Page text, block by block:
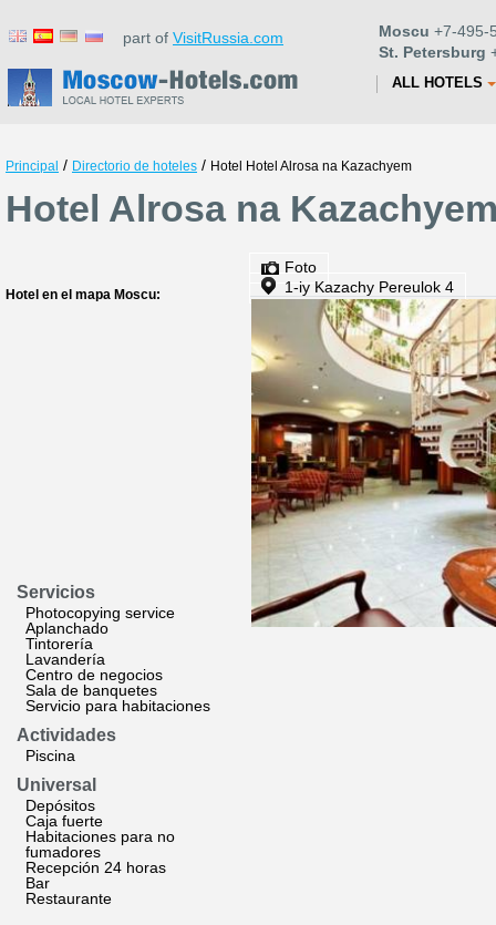
part of VisitRussia.com Moscu +7-495-
St. Petersburg
ALL HOTELS
Principal / Directorio de hoteles / Hotel Hotel Alrosa na Kazachyem
Hotel Alrosa na
Hotel en el mapa Moscu:
Servicios
Photocopying service
Aplanchado
Tintorería
Lavandería
Centro de negocios
Sala de banquetes
Servicio para habitaciones
Actividades
Piscina
Universal
Depósitos
Caja fuerte
Habitaciones para no
fumadores
Recepción 24 horas
Bar
Restaurante
Foto
1-iy Kazachy Pereulok 4